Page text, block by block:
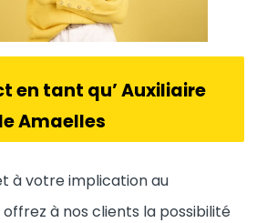
en tant qu’ Auxiliaire
Amaelles
à votre implication au
offrez à nos clients la possibilité